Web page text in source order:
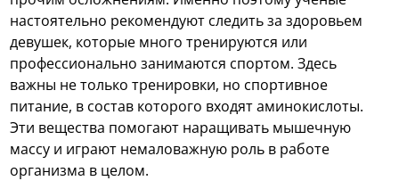
настоятельно рекомендуют следить за здоровьем
девушек, которые много тренируются или
профессионально занимаются спортом. Здесь
важны не только тренировки, но спортивное
питание, в состав которого входят аминокислоты.
Эти вещества помогают наращивать мышечную
массу и играют немаловажную роль в работе
организма в целом.